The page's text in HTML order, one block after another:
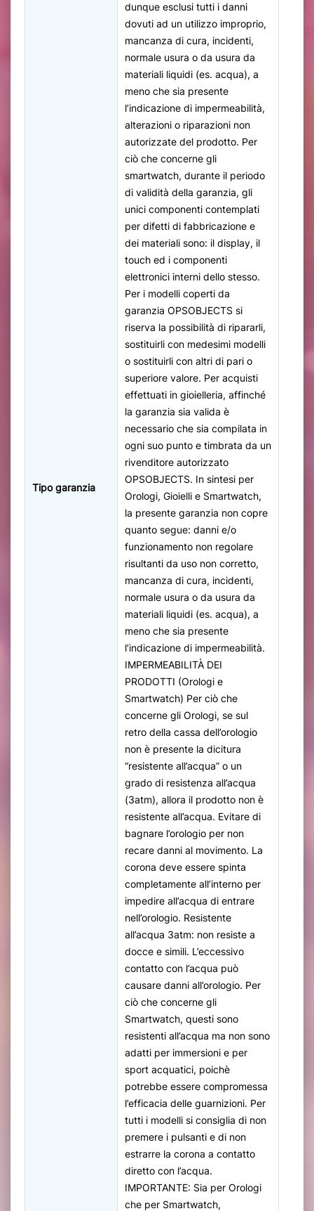
Tipo garanzia
dunque esclusi tutti i danni
dovuti ad un utilizzo improprio,
mancanza di cura, incidenti,
normale usura o da usura da
materiali liquidi (es. acqua), a
meno che sia presente
l’indicazione di impermeabilità,
alterazioni o riparazioni non
autorizzate del prodotto. Per
ciò che concerne gli
smartwatch, durante il periodo
di validità della garanzia, gli
unici componenti contemplati
per difetti di fabbricazione e
dei materiali sono: il display, il
touch ed i componenti
elettronici interni dello stesso.
Per i modelli coperti da
garanzia OPSOBJECTS si
riserva la possibilità di ripararli,
sostituirli con medesimi modelli
o sostituirli con altri di pari o
superiore valore. Per acquisti
effettuati in gioielleria, affinché
la garanzia sia valida è
necessario che sia compilata in
ogni suo punto e timbrata da un
rivenditore autorizzato
OPSOBJECTS. In sintesi per
Orologi, Gioielli e Smartwatch,
la presente garanzia non copre
quanto segue: danni e/o
funzionamento non regolare
risultanti da uso non corretto,
mancanza di cura, incidenti,
normale usura o da usura da
materiali liquidi (es. acqua), a
meno che sia presente
l’indicazione di impermeabilità.
IMPERMEABILITÀ DEI
PRODOTTI (Orologi e
Smartwatch) Per ciò che
concerne gli Orologi, se sul
retro della cassa dell’orologio
non è presente la dicitura
“resistente all’acqua” o un
grado di resistenza all’acqua
(3atm), allora il prodotto non è
resistente all’acqua. Evitare di
bagnare l’orologio per non
recare danni al movimento. La
corona deve essere spinta
completamente all’interno per
impedire all’acqua di entrare
nell’orologio. Resistente
all’acqua 3atm: non resiste a
docce e simili. L’eccessivo
contatto con l’acqua può
causare danni all’orologio. Per
ciò che concerne gli
Smartwatch, questi sono
resistenti all’acqua ma non sono
adatti per immersioni e per
sport acquatici, poichè
potrebbe essere compromessa
l’efficacia delle guarnizioni. Per
tutti i modelli si consiglia di non
premere i pulsanti e di non
estrarre la corona a contatto
diretto con l’acqua.
IMPORTANTE: Sia per Orologi
che per Smartwatch,